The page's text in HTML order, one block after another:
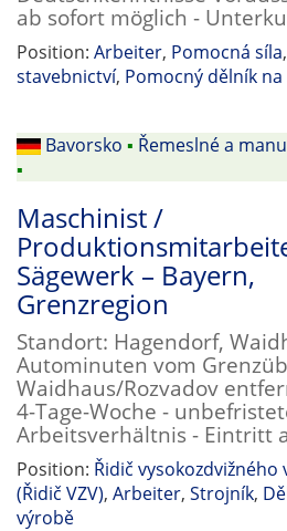
ab sofort möglich -
Position: Arbeiter, Pomocná síla,
stavebnictví, Pomocný dělník
Bavorsko ▪ Řemeslné a
▪
Maschinist /
Sägewerk – Bayern,
Grenzregion
Standort: Hagendorf,
Autominuten vom
Waidhaus/Rozvadov
4-Tage-Woche -
Arbeitsverhältnis - Eintritt
Position: Řidič vysokozdvižného
(Řidič VZV), Arbeiter, Strojník,
výrobě